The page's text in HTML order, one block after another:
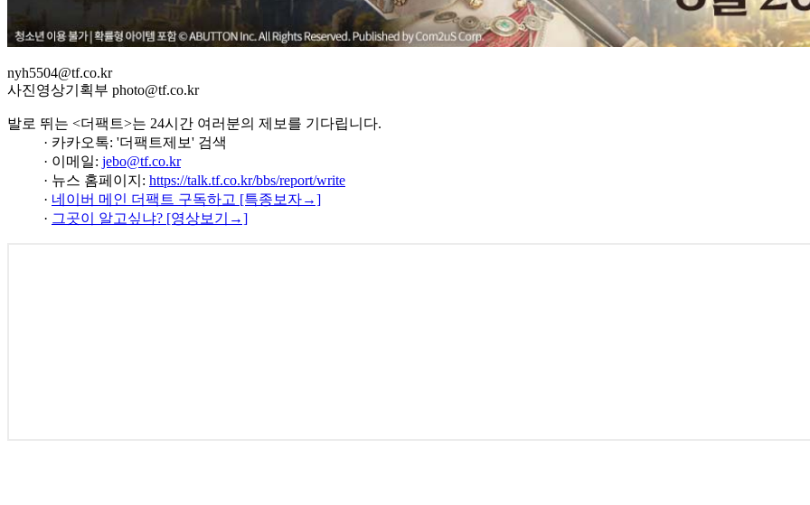
nyh5504@tf.co.kr
사진영상기획부 photo@tf.co.kr
발로 뛰는 <더팩트>는 24시간 여러분의 제보를 기다립니다.
· 카카오톡: '더팩트제보' 검색
· 이메일: jebo@tf.co.kr
· 뉴스 홈페이지: https://talk.tf.co.kr/bbs/report/write
· 네이버 메인 더팩트 구독하고 [특종보자→]
· 그곳이 알고싶냐? [영상보기→]